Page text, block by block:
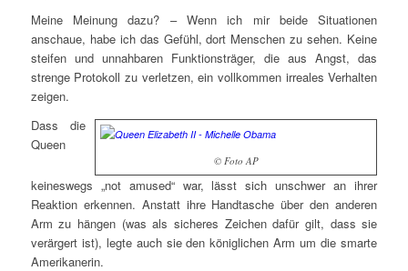
Meine Meinung dazu? – Wenn ich mir beide Situationen
anschaue, habe ich das Gefühl, dort Menschen zu sehen. Keine
steifen und unnahbaren Funktionsträger, die aus Angst, das
strenge Protokoll zu verletzen, ein vollkommen irreales Verhalten
zeigen.
© Foto AP
Dass die
Queen
keineswegs „not amused“ war, lässt sich unschwer an ihrer
Reaktion erkennen. Anstatt ihre Handtasche über den anderen
Arm zu hängen (was als sicheres Zeichen dafür gilt, dass sie
verärgert ist), legte auch sie den königlichen Arm um die smarte
Amerikanerin.